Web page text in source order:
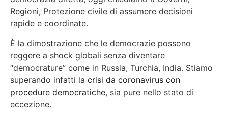
Regioni, Protezione civile di assumere decisioni
rapide e coordinate.
È la dimostrazione che le democrazie possono
reggere a shock globali senza diventare
“democrature” come in Russia, Turchia, India. Stiamo
superando infatti la crisi da coronavirus con
procedure democratiche, sia pure nello stato di
eccezione.